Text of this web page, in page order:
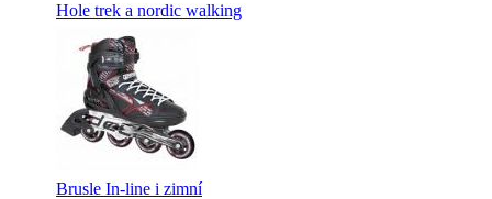
Hole trek a nordic walking
Brusle In-line i zimní